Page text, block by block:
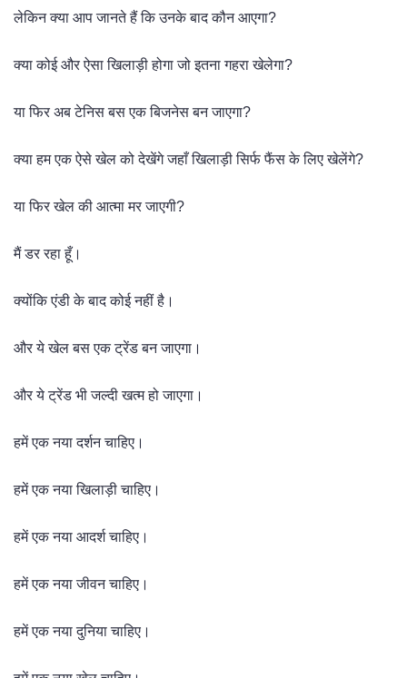
लेकिन क्या आप जानते हैं कि उनके बाद कौन आएगा?
क्या कोई और ऐसा खिलाड़ी होगा जो इतना गहरा खेलेगा?
या फिर अब टेनिस बस एक बिजनेस बन जाएगा?
क्या हम एक ऐसे खेल को देखेंगे जहाँ खिलाड़ी सिर्फ फैंस के लिए खेलेंगे?
या फिर खेल की आत्मा मर जाएगी?
मैं डर रहा हूँ।
क्योंकि एंडी के बाद कोई नहीं है।
और ये खेल बस एक ट्रेंड बन जाएगा।
और ये ट्रेंड भी जल्दी खत्म हो जाएगा।
हमें एक नया दर्शन चाहिए।
हमें एक नया खिलाड़ी चाहिए।
हमें एक नया आदर्श चाहिए।
हमें एक नया जीवन चाहिए।
हमें एक नया दुनिया चाहिए।